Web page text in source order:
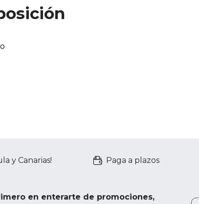
y Canarias! Paga a plazos
en enterarte de promociones,